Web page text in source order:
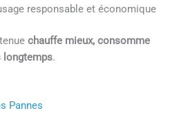
responsable et économique
chauffe mieux, consomme
longtemps.
Pannes